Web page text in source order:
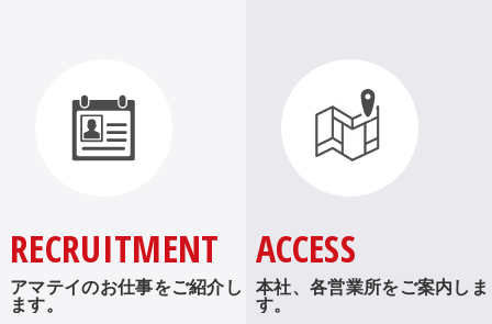
RECRUITMENT
アマテイのお仕事をご紹介し
ます。
ACCESS
本社、各営業所をご案内しま
す。